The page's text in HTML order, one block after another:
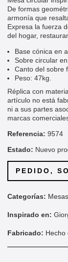
De formas
armonía que
Expresa la fuerza
del hogar,
Base cónica en
Sobre circular
Canto del sobre
Peso: 47kg.
Réplica con
artículo no está
ni a sus partes
marcas
Referencia: 9574
Estado: Nuevo
PEDIDO,
Categorías:
Inspirado en:
Fabricado: Hecho